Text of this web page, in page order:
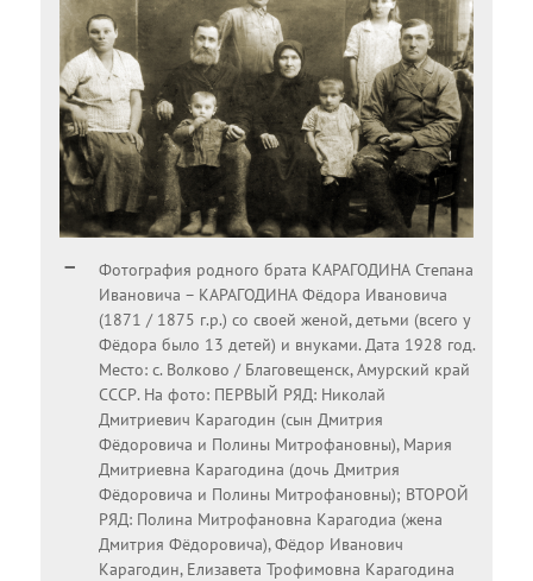
Фотография родного брата КАРАГОДИНА Степана
Ивановича – КАРАГОДИНА Фёдора Ивановича
(1871 / 1875 г.р.) со своей женой, детьми (всего у
Фёдора было 13 детей) и внуками. Дата 1928 год.
Место: с. Волково / Благовещенск, Амурский край
СССР. На фото: ПЕРВЫЙ РЯД: Николай
Дмитриевич Карагодин (сын Дмитрия
Фёдоровича и Полины Митрофановны), Мария
Дмитриевна Карагодина (дочь Дмитрия
Фёдоровича и Полины Митрофановны); ВТОРОЙ
РЯД: Полина Митрофановна Карагодиа (жена
Дмитрия Фёдоровича), Фёдор Иванович
Карагодин, Елизавета Трофимовна Карагодина